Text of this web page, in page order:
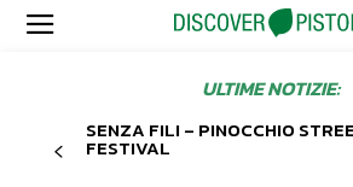
ULTIME NOTIZIE:
SENZA FILI – PINOCCHIO
FESTIVAL